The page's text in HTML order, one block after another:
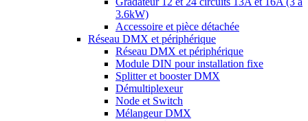
3.6kW)
Accessoire et pièce détachée
Réseau DMX et périphérique
Réseau DMX et périphérique
Module DIN pour installation fixe
Splitter et booster DMX
Démultiplexeur
Node et Switch
Mélangeur DMX